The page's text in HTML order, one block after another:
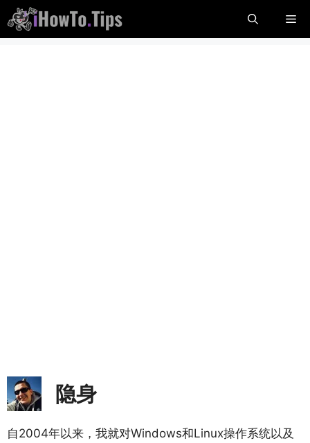
到
内
菜
隐身
自2004年以来，我就对Windows和Linux操作系统以及